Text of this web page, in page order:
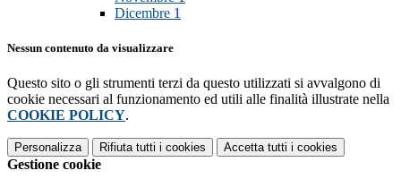
Dicembre 1
Nessun contenuto da visualizzare
Questo sito o gli strumenti terzi da questo utilizzati si avvalgono di
cookie necessari al funzionamento ed utili alle finalità illustrate nella
COOKIE POLICY.
Personalizza Rifiuta tutti i cookies Accetta tutti i cookies
Gestione cookie